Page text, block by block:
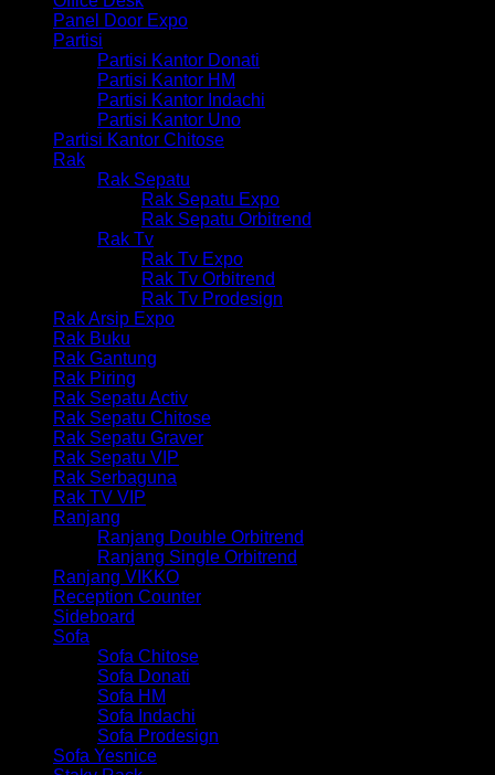
Panel Door Expo
Partisi
Partisi Kantor Donati
Partisi Kantor HM
Partisi Kantor Indachi
Partisi Kantor Uno
Partisi Kantor Chitose
Rak
Rak Sepatu
Rak Sepatu Expo
Rak Sepatu Orbitrend
Rak Tv
Rak Tv Expo
Rak Tv Orbitrend
Rak Tv Prodesign
Rak Arsip Expo
Rak Buku
Rak Gantung
Rak Piring
Rak Sepatu Activ
Rak Sepatu Chitose
Rak Sepatu Graver
Rak Sepatu VIP
Rak Serbaguna
Rak TV VIP
Ranjang
Ranjang Double Orbitrend
Ranjang Single Orbitrend
Ranjang VIKKO
Reception Counter
Sideboard
Sofa
Sofa Chitose
Sofa Donati
Sofa HM
Sofa Indachi
Sofa Prodesign
Sofa Yesnice